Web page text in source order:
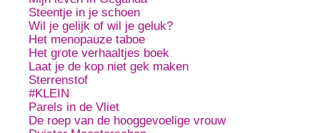
Steentje in je schoen
Wil je gelijk of wil je geluk?
Het menopauze taboe
Het grote verhaaltjes boek
Laat je de kop niet gek maken
Sterrenstof
#KLEIN
Parels in de Vliet
De roep van de hooggevoelige vrouw